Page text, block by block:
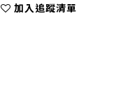
加入追蹤清單